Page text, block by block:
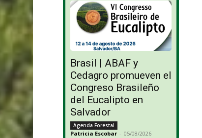
Brasil | ABAF y
Cedagro promueven el
Congreso Brasileño
del Eucalipto en
Salvador
Agenda Forestal
Patricia Escobar - 05/08/2026